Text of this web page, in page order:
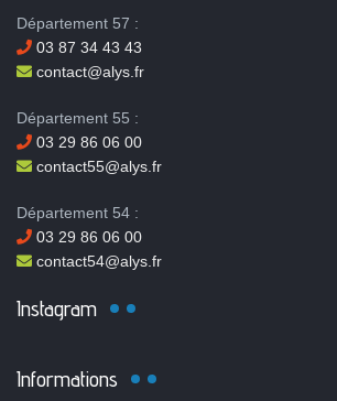
Département 57 :
03 87 34 43 43
contact@alys.fr
Département 55 :
03 29 86 06 00
contact55@alys.fr
Département 54 :
03 29 86 06 00
contact54@alys.fr
Instagram
Informations